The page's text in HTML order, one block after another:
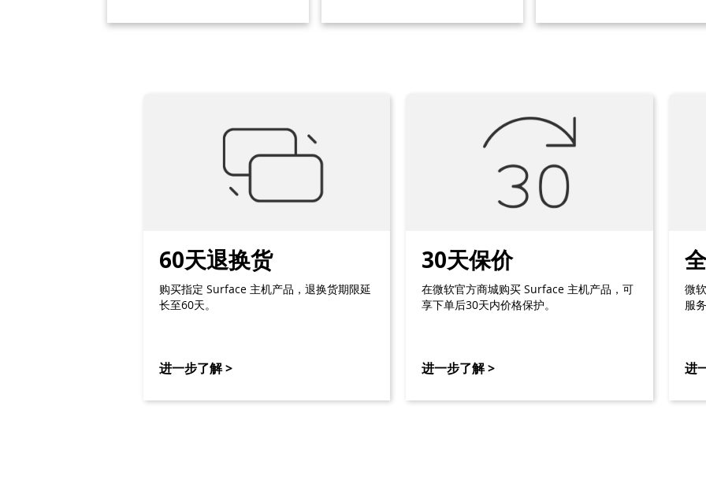
60天退换货
购买指定 Surface 主机产品，退换货期限延
长至60天。
进一步了解 >
30天保价
在微软官方商城购买 Surface 主机产品，可
享下单后30天内价格保护。
进一步了解 >
微
服
进